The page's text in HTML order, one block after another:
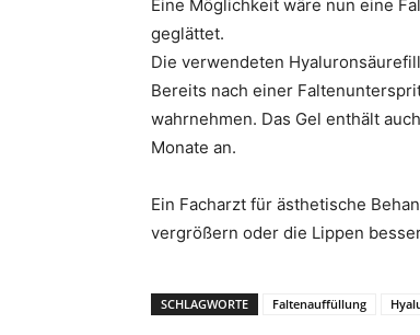
Eine Möglichkeit wäre nun eine
geglättet.
Die verwendeten
Bereits nach einer
wahrnehmen. Das Gel enthält
Monate an.
Ein Facharzt für ästhetische
vergrößern oder die Lippen
SCHLAGWORTE Faltenauffüllung